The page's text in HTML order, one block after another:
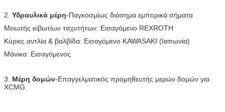
2. Υδραυλικά μέρη-Παγκοσμίως διάσημα εμπορικά σήματα
Μειωτής κιβωτίων ταχυτήτων: Εισαγόμενο REXROTH
Κύριες αντλία & βαλβίδα: Εισαγόμενο KAWASAKI (Ιαπωνία)
Μάνικα: Εισαγόμενος
3. Μέρη δομών-Επαγγελματικός προμηθευτής μερών δομών για
XCMG